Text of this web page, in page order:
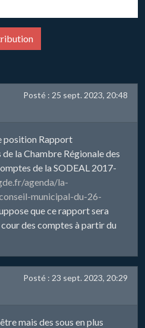
Posté : 25 sept. 2023, 20:48
position Rapport
la Chambre Régionale des
de la SODEAL 2017-
agenda/la-
municipal-du-26-
que ce rapport sera
des comptes à partir du
Posté : 23 sept. 2023, 20:29
mais des sous en plus